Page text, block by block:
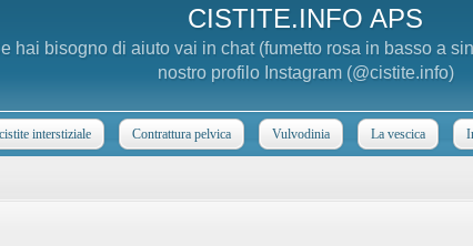
CISTITE.INFO APS
hai bisogno di aiuto vai in chat (fumetto rosa in basso a
nostro profilo Instagram (@cistite.info)
interstiziale Contrattura pelvica Vulvodinia La vescica